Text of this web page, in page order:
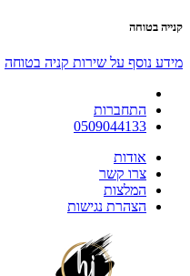
קנייה בטוחה
מידע נוסף על שירות קניה בטוחה
התחברות
0509044133
אודות
צרו קשר
המלצות
הצהרת נגישות